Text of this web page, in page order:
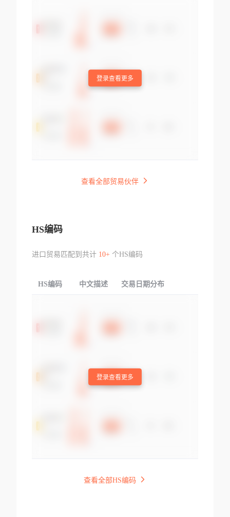
登录查看更多
查看全部贸易伙伴
HS编码
进口贸易匹配到共计 10+个HS编码
HS编码 中文描述 交易日期分布
登录查看更多
查看全部HS编码